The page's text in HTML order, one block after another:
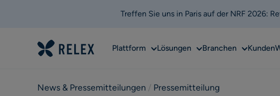
Treffen Sie uns in Paris auf der NRF 2026:
Plattform SubLösungen SubBranchen SubKunden
News & Pressemitteilungen / Pressemitteilung